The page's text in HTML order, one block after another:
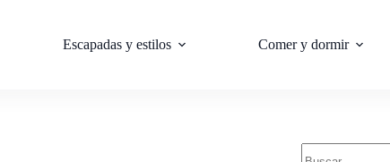
Escapadas y estilos Comer y dormir